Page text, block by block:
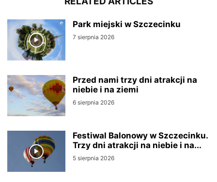
Park miejski w Szczecinku
7 sierpnia 2026
Przed nami trzy dni atrakcji na
niebie i na ziemi
6 sierpnia 2026
Festiwal Balonowy w Szczecinku.
Trzy dni atrakcji na niebie i na...
5 sierpnia 2026